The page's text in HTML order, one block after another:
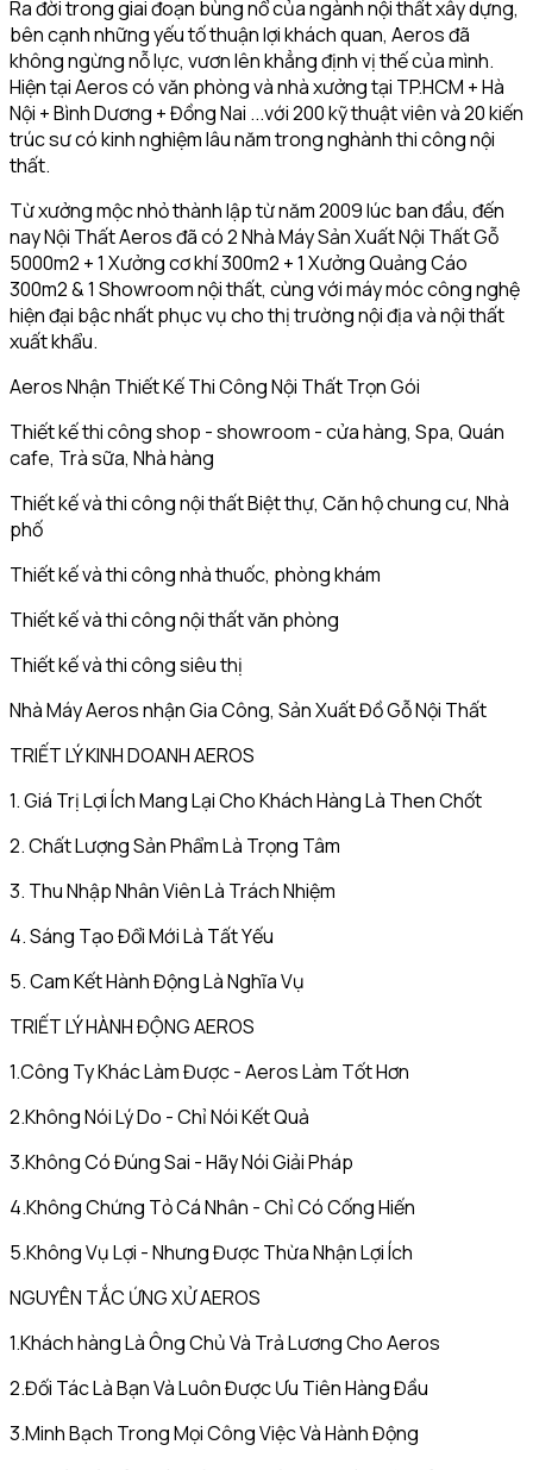
Ra đời trong giai đoạn bùng nổ của ngành nội thất xây dựng,
bên cạnh những yếu tố thuận lợi khách quan, Aeros đã
không ngừng nỗ lực, vươn lên khẳng định vị thế của mình.
Hiện tại Aeros có văn phòng và nhà xưởng tại TP.HCM + Hà
Nội + Bình Dương + Đồng Nai ...với 200 kỹ thuật viên và 20 kiến
trúc sư có kinh nghiệm lâu năm trong nghành thi công nội
thất.
Từ xưởng mộc nhỏ thành lập từ năm 2009 lúc ban đầu, đến
nay Nội Thất Aeros đã có 2 Nhà Máy Sản Xuất Nội Thất Gỗ
5000m2 + 1 Xưởng cơ khí 300m2 + 1 Xưởng Quảng Cáo
300m2 & 1 Showroom nội thất, cùng với máy móc công nghệ
hiện đại bậc nhất phục vụ cho thị trường nội địa và nội thất
xuất khẩu.
Aeros Nhận Thiết Kế Thi Công Nội Thất Trọn Gói
Thiết kế thi công shop - showroom - cửa hàng, Spa, Quán
cafe, Trà sữa, Nhà hàng
Thiết kế và thi công nội thất Biệt thự, Căn hộ chung cư, Nhà
phố
Thiết kế và thi công nhà thuốc, phòng khám
Thiết kế và thi công nội thất văn phòng
Thiết kế và thi công siêu thị
Nhà Máy Aeros nhận Gia Công, Sản Xuất Đồ Gỗ Nội Thất
TRIẾT LÝ KINH DOANH AEROS
1. Giá Trị Lợi Ích Mang Lại Cho Khách Hàng Là Then Chốt
2. Chất Lượng Sản Phẩm Là Trọng Tâm
3. Thu Nhập Nhân Viên Là Trách Nhiệm
4. Sáng Tạo Đổi Mới Là Tất Yếu
5. Cam Kết Hành Động Là Nghĩa Vụ
TRIẾT LÝ HÀNH ĐỘNG AEROS
1.Công Ty Khác Làm Được - Aeros Làm Tốt Hơn
2.Không Nói Lý Do - Chỉ Nói Kết Quả
3.Không Có Đúng Sai - Hãy Nói Giải Pháp
4.Không Chứng Tỏ Cá Nhân - Chỉ Có Cống Hiến
5.Không Vụ Lợi - Nhưng Được Thừa Nhận Lợi Ích
NGUYÊN TẮC ỨNG XỬ AEROS
1.Khách hàng Là Ông Chủ Và Trả Lương Cho Aeros
2.Đối Tác Là Bạn Và Luôn Được Ưu Tiên Hàng Đầu
3.Minh Bạch Trong Mọi Công Việc Và Hành Động